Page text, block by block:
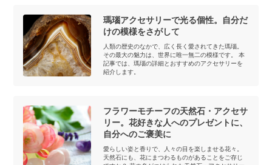
瑪瑙アクセサリーで光る個性。自分だ
けの模様をさがして
人類の歴史のなかで、広く長く愛されてきた瑪瑙。
その最大の魅力は、世界に唯一無二の模様です。 本
記事では、瑪瑙の詳細とおすすめのアクセサリーを
紹介します。
フラワーモチーフの天然石・アクセサ
リー。花好きな人へのプレゼントに、
自分へのご褒美に
愛らしい姿と香りで、人々の目を楽しませる花々。
天然石にも、花にまつわるものがあることをご存じ